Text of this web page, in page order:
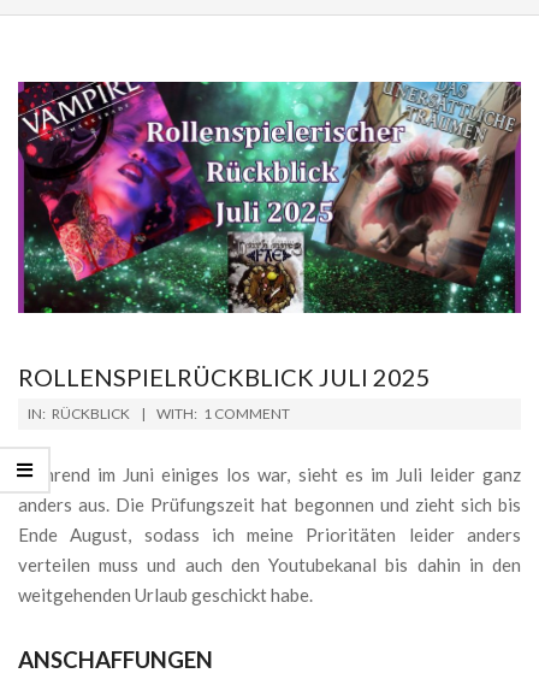
ROLLENSPIELRÜCKBLICK JULI 2025
2025-
01
IN: RÜCKBLICK WITH: 1 COMMENT
Während im Juni einiges los war, sieht es im Juli leider ganz
anders aus. Die Prüfungszeit hat begonnen und zieht sich bis
Ende August, sodass ich meine Prioritäten leider anders
verteilen muss und auch den Youtubekanal bis dahin in den
weitgehenden Urlaub geschickt habe.
ANSCHAFFUNGEN